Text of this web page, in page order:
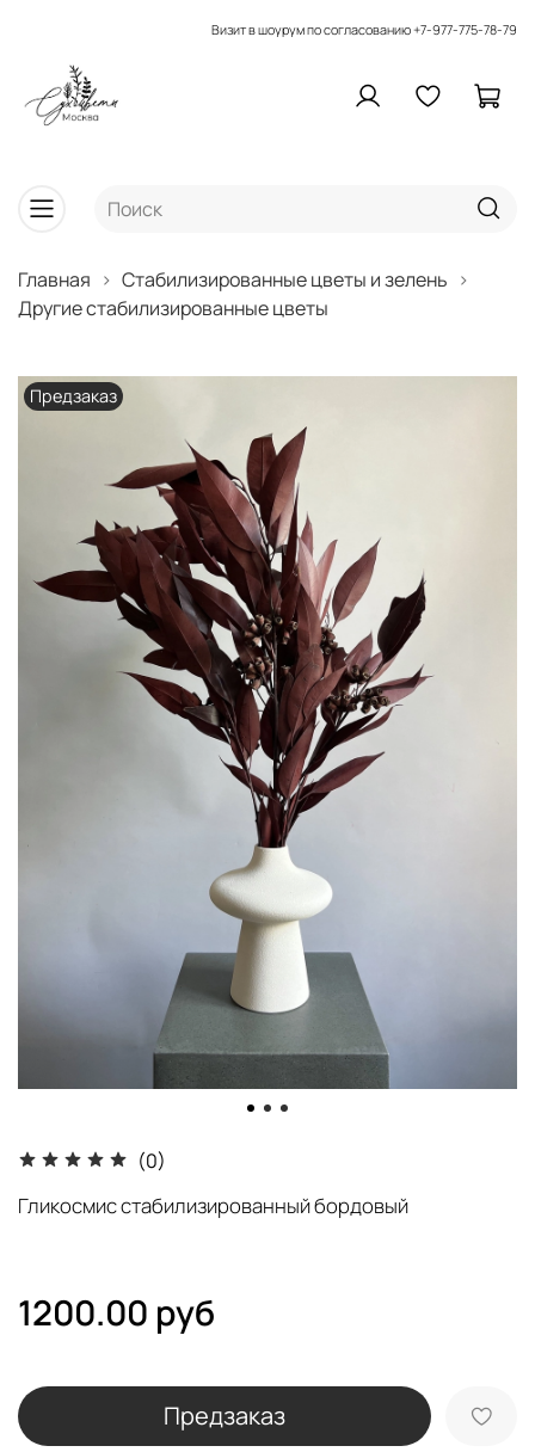
Визит в шоурум по согласованию+7-977-775-78-79
Главная
Стабилизированные цветы и зелень
Другие стабилизированные цветы
Предзаказ
(0)
Гликосмис стабилизированный бордовый
1200.00 руб
Предзаказ